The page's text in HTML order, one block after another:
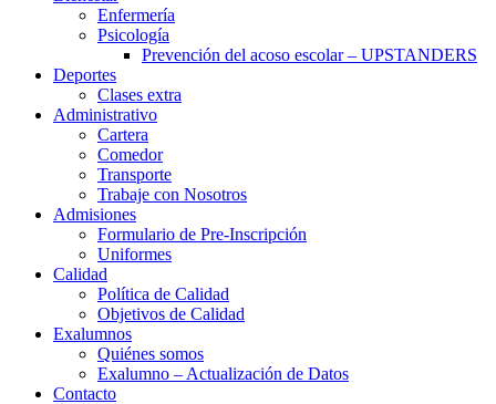
Enfermería
Psicología
Prevención del acoso escolar – UPSTANDERS
Deportes
Clases extra
Administrativo
Cartera
Comedor
Transporte
Trabaje con Nosotros
Admisiones
Formulario de Pre-Inscripción
Uniformes
Calidad
Política de Calidad
Objetivos de Calidad
Exalumnos
Quiénes somos
Exalumno – Actualización de Datos
Contacto